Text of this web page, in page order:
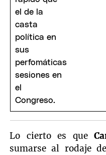
Lo cierto es que
sumarse al rodaje